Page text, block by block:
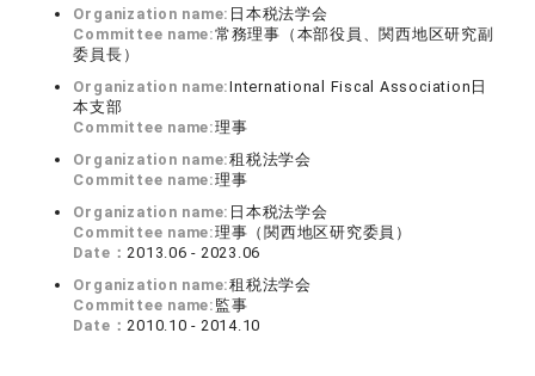
Organization name: 日本税法学会
Committee name:常務理事（本部役員、関西地区研究副
委員長）
Organization name:International Fiscal Association日
本支部
Committee name:理事
Organization name:租税法学会
Committee name:理事
Organization name: 日本税法学会
Committee name:理事（関西地区研究委員）
Date：2013.06 - 2023.06
Organization name:租税法学会
Committee name: 監事
Date：2010.10 - 2014.10